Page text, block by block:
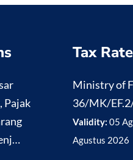
Pajak
Tax
Ministry of
36/MK/
Validity: 05
Agustus 2026